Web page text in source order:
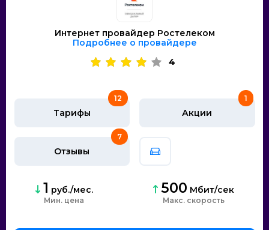
Интернет провайдер Ростелеком
Подробнее о провайдере
4
Тарифы
12
Акции
1
Отзывы
7
1 руб./мес.
Мин. цена
500 Мбит/сек
скорость